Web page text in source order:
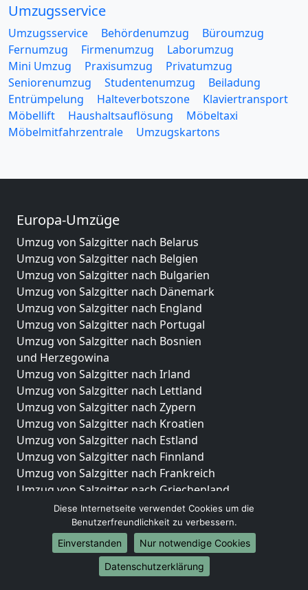
Umzugsservice
Umzugsservice Behördenumzug
Büroumzug
Fernumzug
Firmenumzug
Laborumzug
Mini Umzug
Praxisumzug
Privatumzug
Seniorenumzug
Studentenumzug
Beiladung
Entrümpelung
Halteverbotszone
Klaviertransport
Möbellift
Haushaltsauflösung
Möbeltaxi
Möbelmitfahrzentrale
Umzugskartons
Europa-Umzüge
Umzug von Salzgitter nach Belarus
Umzug von Salzgitter nach Belgien
Umzug von Salzgitter nach Bulgarien
Umzug von Salzgitter nach Dänemark
Umzug von Salzgitter nach England
Umzug von Salzgitter nach Portugal
Umzug von Salzgitter nach Bosnien
und Herzegowina
Umzug von Salzgitter nach Irland
Umzug von Salzgitter nach Lettland
Umzug von Salzgitter nach Zypern
Umzug von Salzgitter nach Kroatien
Umzug von Salzgitter nach Estland
Umzug von Salzgitter nach Finnland
Umzug von Salzgitter nach Frankreich
Umzug von Salzgitter nach Griechenland
Umzug von Salzgitter nach Italien
Umzug von Salzgitter nach Liechtenstein
Umzug von Salzgitter nach Luxemburg
Umzug von Salzgitter nach Niederlande
Umzug von Salzgitter nach Norwegen
Diese Internetseite verwendet Cookies um die
Benutzerfreundlichkeit zu verbessern.
Einverstanden
Nur notwendige Cookies
Datenschutzerklärung